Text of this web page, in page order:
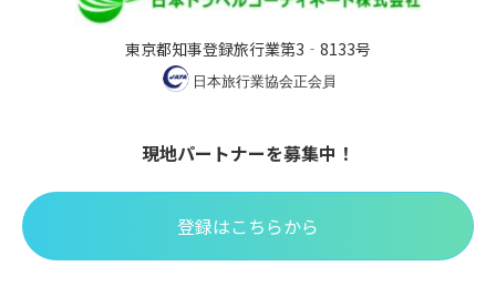
東京都知事登録旅行業第3‐8133号
現地パートナーを募集中！
登録はこちらから